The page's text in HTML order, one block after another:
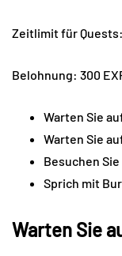
Zeitlimit für
Belohnung: 300
Warten Sie
Warten Sie
Besuchen
Sprich mit
Warten Sie